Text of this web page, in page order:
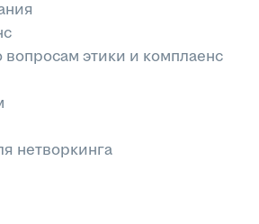
вопросам этики и комплаенс
нетворкинга